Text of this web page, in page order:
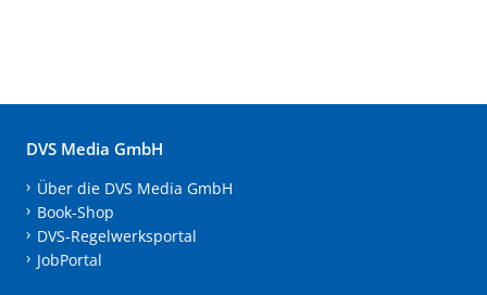
DVS Media GmbH
Über die DVS Media GmbH
Book-Shop
DVS-Regelwerksportal
JobPortal